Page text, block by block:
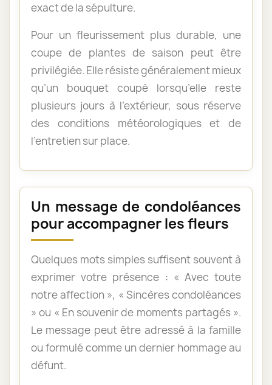
exact de la sépulture.
Pour un fleurissement plus durable, une
coupe de plantes de saison peut être
privilégiée. Elle résiste généralement mieux
qu’un bouquet coupé lorsqu’elle reste
plusieurs jours à l’extérieur, sous réserve
des conditions météorologiques et de
l’entretien sur place.
Un message de condoléances
pour accompagner les fleurs
Quelques mots simples suffisent souvent à
exprimer votre présence : « Avec toute
notre affection », « Sincères condoléances
» ou « En souvenir de moments partagés ».
Le message peut être adressé à la famille
ou formulé comme un dernier hommage au
défunt.